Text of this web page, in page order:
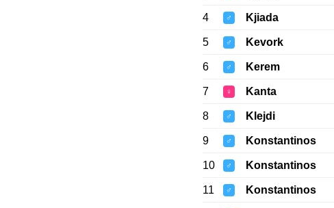
4 ♂ Kjiada
5 ♂ Kevork
6 ♂ Kerem
7 ♀ Kanta
8 ♂ Klejdi
9 ♂ Konstantinos
10 ♂ Konstantinos
11 ♂ Konstantinos